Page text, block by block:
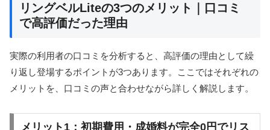
リングベルLiteの3つのメリット｜口コミ
で高評価だった理由
実際の利用者の口コミを分析すると、高評価の理由として繰
り返し登場するポイントが3つあります。ここではそれぞれの
メリットを、口コミの声と合わせながら詳しく解説します。
メリット1：初期費用・成婚料が完全0円でリス